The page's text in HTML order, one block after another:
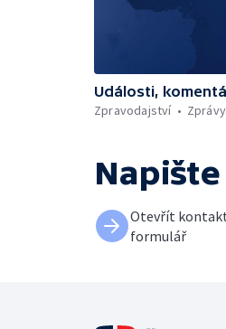
Události,
Zpravodajství
Zprávy
Otevřít
formulář